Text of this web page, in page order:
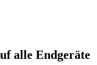
alle Endgeräte